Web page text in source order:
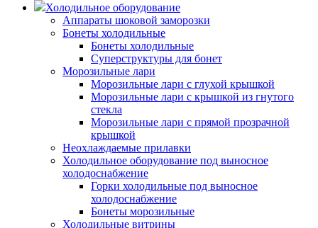
Холодильное оборудование
Аппараты шоковой заморозки
Бонеты холодильные
Бонеты холодильные
Суперструктуры для бонет
Морозильные лари
Морозильные лари с глухой крышкой
Морозильные лари с крышкой из гнутого
стекла
Морозильные лари с прямой прозрачной
крышкой
Неохлаждаемые прилавки
Холодильное оборудование под выносное
холодоснабжение
Горки холодильные под выносное
холодоснабжение
Бонеты морозильные
Холодильные витрины